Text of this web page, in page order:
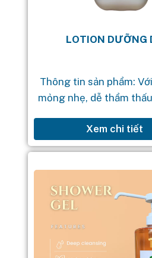
LOTION DƯỠNG
Thông tin sản phẩm:
mỏng nhẹ, dễ thẩm
thể chăm sóc da toàn
cung cấp độ...
Xem chi tiết